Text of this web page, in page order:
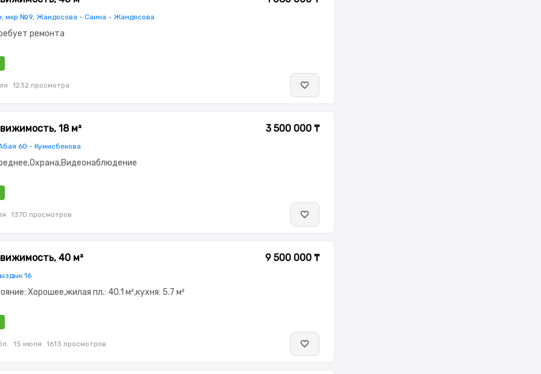
мкр №9, Жандосова - Саина - Жандосова
ремонта
1232 просмотра
18 м²
60 - Кумисбекова
3 500 000 ₸
1370 просмотров
40 м²
16
9 500 000 ₸
Хорошее,жилая пл.: 40.1 м²,кухня: 5.7 м²
15 июля 1613 просмотров